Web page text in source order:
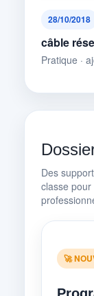
28/10/2018
câble
Pratique ·
Des
classe
🚀